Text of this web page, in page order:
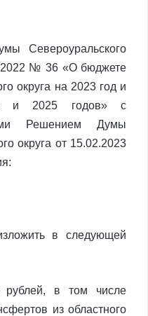
Североуральского
№ 36 «О бюджете
округа на 2023 год и
и 2025 годов» с
Решением Думы
округа от 15.02.2023
в следующей
рублей, в том числе
из областного